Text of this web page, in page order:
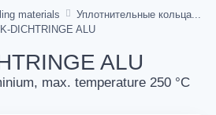
materials
Уплотнительные кольца
K-DICHTRINGE ALU
ALU
max. temperature 250 °C